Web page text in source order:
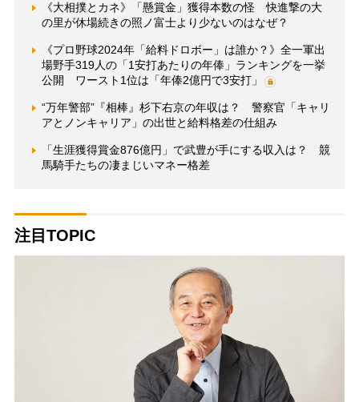
《大相撲とカネ》「懸賞金」獲得本数の怪 快進撃の大
の里が休場続きの照ノ富士より少ないのはなぜ？
《プロ野球2024年「給料ドロボー」は誰か？》全一軍出
場野手319人の「1安打あたりの年俸」ランキングを一挙
公開 ワースト1位は「年俸2億円で3安打」
“万年警部”『相棒』杉下右京の年収は？ 警察官「キャリ
アとノンキャリア」の出世と給料格差の仕組み
「生涯獲得賞金876億円」で武豊が手にする収入は？ 競
馬騎手たちの凄まじいマネー格差
注目TOPIC